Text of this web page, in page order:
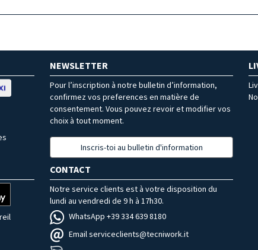
NEWSLETTER
Pour l’inscription à notre bulletin d’information,
confirmez vos preferences en matière de
consentement. Vous pouvez revoir et modifier vos
choix à tout moment.
Inscris-toi au bulletin d'information
CONTACT
Notre service clients est à votre disposition du
lundi au vendredi de 9 h à 17h30.
WhatsApp +39 334 639 8180
Email serviceclients@tecniwork.it